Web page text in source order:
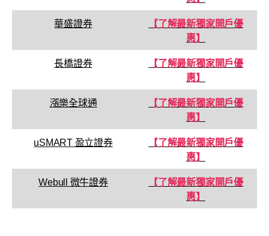
華盛證券
【了解最新獨家開戶優
惠】
長橋證券
【了解最新獨家開戶優
惠】
漲樂全球通
【了解最新獨家開戶優
惠】
uSMART 盈立證券
【了解最新獨家開戶優
惠】
Webull 微牛證券
【了解最新獨家開戶優
惠】